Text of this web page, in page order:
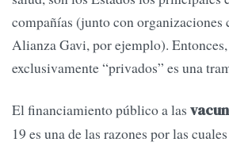
compañías (junto con organizaciones
Alianza Gavi, por ejemplo).
exclusivamente “privados” es una
El financiamiento público a las
19 es una de las razones por las